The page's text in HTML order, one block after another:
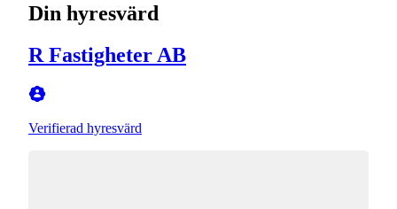
Din hyresvärd
R Fastigheter AB
Verifierad hyresvärd